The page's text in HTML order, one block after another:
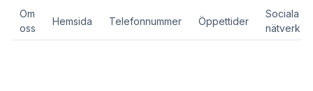
Om
oss
Hemsida Telefonnummer Öppettider
Sociala
nätverk